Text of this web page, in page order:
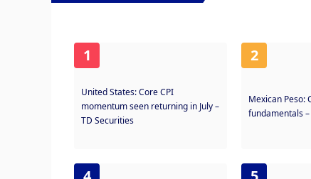
1
United States: Core CPI
momentum seen returning in July –
TD Securities
2
Mexican Peso:
fundamentals –